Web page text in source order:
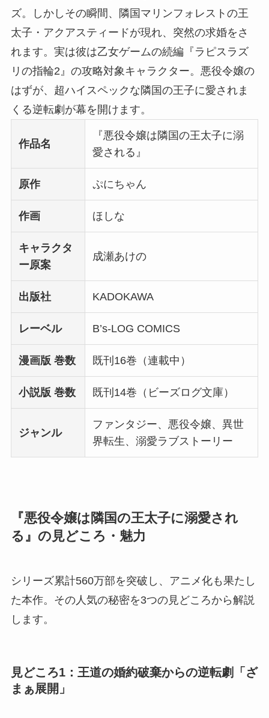
ズ。しかしその瞬間、隣国マリンフォレストの王
太子・アクアスティードが現れ、突然の求婚をさ
れます。実は彼は乙女ゲームの続編『ラピスラズ
リの指輪2』の攻略対象キャラクター。悪役令嬢の
はずが、超ハイスペックな隣国の王子に愛されま
くる逆転劇が幕を開けます。
作品名
『悪役令嬢は隣国の王太子に溺
愛される』
原作 ぷにちゃん
作画 ほしな
キャラクタ
ー原案
成瀬あけの
出版社 KADOKAWA
レーベル B’s-LOG COMICS
漫画版 巻数 既刊16巻（連載中）
小説版 巻数 既刊14巻（ビーズログ文庫）
ジャンル
ファンタジー、悪役令嬢、異世
界転生、溺愛ラブストーリー
『悪役令嬢は隣国の王太子に溺愛され
る』の見どころ・魅力
シリーズ累計560万部を突破し、アニメ化も果たし
た本作。その人気の秘密を3つの見どころから解説
します。
見どころ1：王道の婚約破棄からの逆転劇「ざ
まぁ展開」